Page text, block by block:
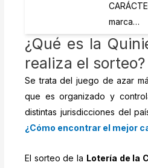
marca…
¿Qué es la
realiza el sorteo?
Se trata del juego de azar
que es organizado y
distintas jurisdicciones del
¿Cómo encontrar el mejor
El sorteo de la Lotería de la